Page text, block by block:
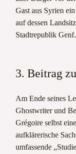
Gast aus Syrien
auf dessen
Stadtrepublik Genf.
3. Beitrag
Am Ende seines
Ghostwriter und
Grégoire selbst
aufklärerische
umfassende